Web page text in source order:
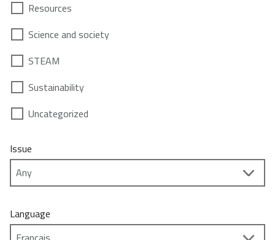
Resources
Science and society
STEAM
Sustainability
Uncategorized
Issue
Language